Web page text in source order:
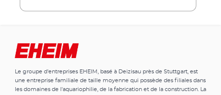
Mirco filtre intérieur pour aquariums (nano
tuyau de sortie Entièrement équipé d'une
éponge filtrante, immédiatement prête à
électrique
Le groupe d'entreprises EHEIM, basé à Deizisau près de Stuttgart, est
une entreprise familiale de taille moyenne qui possède des filiales dans
les domaines de l'aquariophilie, de la fabrication et de la construction. La